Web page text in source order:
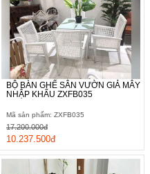
BỘ BÀN GHẾ SÂN VƯỜN GIẢ MÂY
NHẬP KHẨU ZXFB035
Mã sản phẩm: ZXFB035
10.237.500đ
17.200.000đ